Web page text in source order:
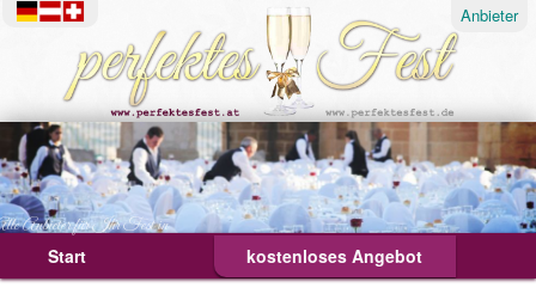
Anbieter
Start Tipps & Ideen Deutschland
kostenloses Angebot
Anbieter für Ihr Fest in